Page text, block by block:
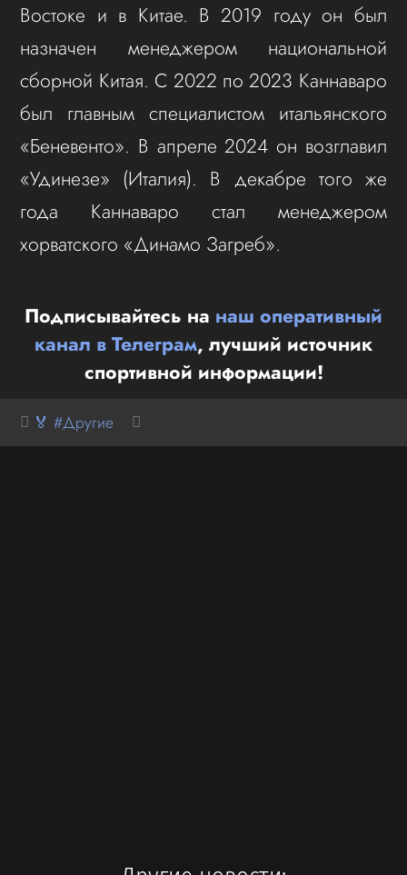
Востоке и в Китае. В 2019 году он был
назначен менеджером национальной
сборной Китая. С 2022 по 2023 Каннаваро
был главным специалистом итальянского
«Беневенто». В апреле 2024 он возглавил
«Удинезе» (Италия). В декабре того же
года Каннаваро стал менеджером
хорватского «Динамо Загреб».
Подписывайтесь на наш оперативный
канал в Телеграм, лучший источник
спортивной информации!
🏅 #Другие